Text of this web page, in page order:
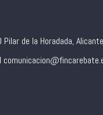
de la Horadada, Alicante